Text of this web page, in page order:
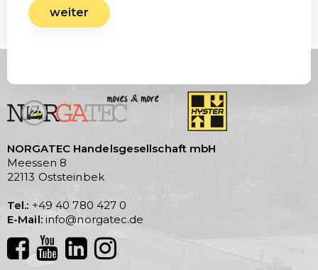
weiter
NORGATEC Handelsgesellschaft mbH
Meessen 8
22113 Oststeinbek
Tel.: +49 40 780 427 0
E-Mail: info@norgatec.de